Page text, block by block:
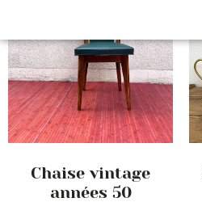
Chaise vintage
années 50